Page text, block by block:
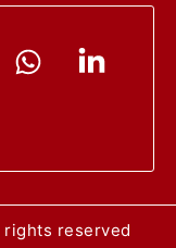
rights reserved